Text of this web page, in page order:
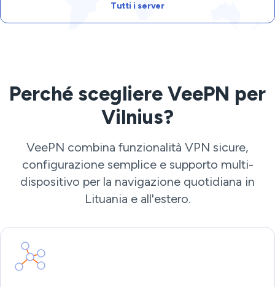
Tutti i server
Perché scegliere VeePN per
Vilnius?
VeePN combina funzionalità VPN sicure,
configurazione semplice e supporto multi-
dispositivo per la navigazione quotidiana in
Lituania e all'estero.